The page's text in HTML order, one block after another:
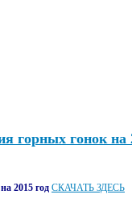
горных гонок на
2015 год СКАЧАТЬ ЗДЕСЬ